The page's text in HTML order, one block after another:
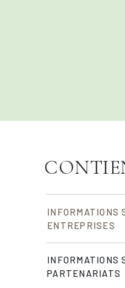
INFORMATIONS
ENTREPRISES
INFORMATIONS
PARTENARIATS